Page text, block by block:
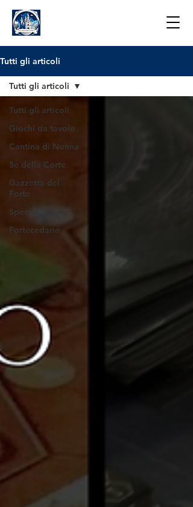
Tutti gli articoli
Tutti gli articoli
Giochi da tavolo
Cantina di Nonna
5e della Corte
Gazzetta del
Forte
Special
Fortecedario
Tutti gli articoli